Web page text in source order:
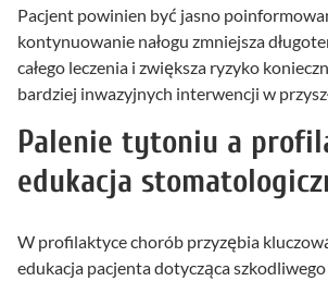
Pacjent powinien być jasno
kontynuowanie nałogu zmniejsza
całego leczenia i zwiększa ryzyko
bardziej inwazyjnych interwencji w
Palenie tytoniu a
edukacja
W profilaktyce chorób przyzębia
edukacja pacjenta dotycząca